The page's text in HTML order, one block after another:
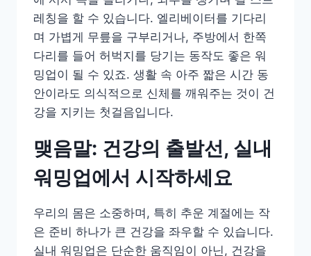
레칭을 할 수 있습니다. 엘리베이터를 기다리
며 가볍게 무릎을 구부리거나, 주방에서 한쪽
다리를 들어 허벅지를 당기는 동작도 좋은 워
밍업이 될 수 있죠. 생활 속 아주 짧은 시간 동
안이라도 의식적으로 신체를 깨워주는 것이 건
강을 지키는 첫걸음입니다.
맺음말: 건강의 출발선, 실내
워밍업에서 시작하세요
우리의 몸은 소중하며, 특히 추운 계절에는 작
은 준비 하나가 큰 건강을 좌우할 수 있습니다.
실내 워밍업은 단순한 움직임이 아닌, 건강을